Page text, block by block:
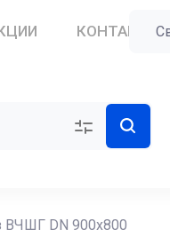
КОНТАКТЫ
ВЧШГ DN 900х800